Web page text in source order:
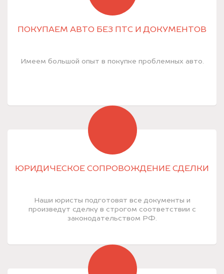
ПОКУПАЕМ АВТО БЕЗ ПТС И ДОКУМЕНТОВ
Имеем большой опыт в покупке проблемных авто.
ЮРИДИЧЕСКОЕ СОПРОВОЖДЕНИЕ СДЕЛКИ
Наши юристы подготовят все документы и
произведут сделку в строгом соответствии с
законодательством РФ.